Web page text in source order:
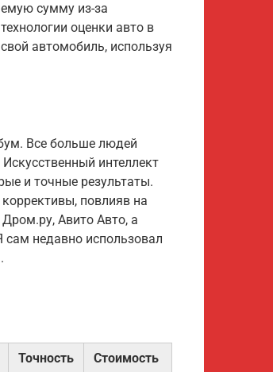
сумму из-за
оценки авто в
автомобиль, используя
Все больше людей
интеллект
и точные результаты.
повлияв на
Авито Авто, а
недавно использовал
Точность Стоимость